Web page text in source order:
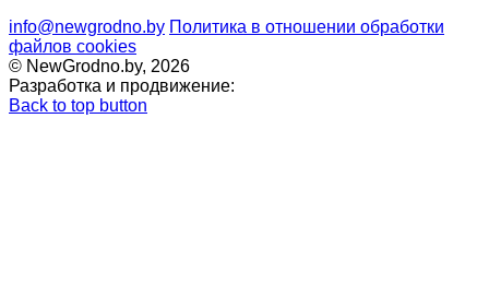
info@newgrodno.by Политика в отношении обработки
файлов cookies
© NewGrodno.by, 2026
Разработка и продвижение:
Back to top button